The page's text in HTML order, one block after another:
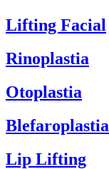
Lifting Facial
Rinoplastia
Otoplastia
Blefaroplastia
Lip Lifting